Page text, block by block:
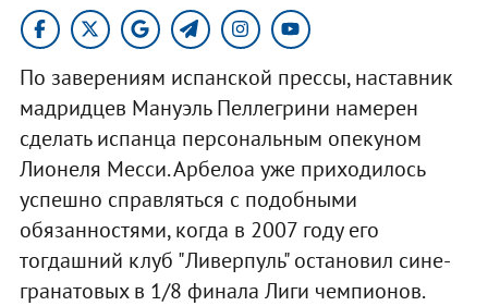
По заверениям испанской прессы, наставник
мадридцев Мануэль Пеллегрини намерен
сделать испанца персональным опекуном
Лионеля Месси. Арбелоа уже приходилось
успешно справляться с подобными
обязанностями, когда в 2007 году его
тогдашний клуб "Ливерпуль" остановил сине-
гранатовых в 1/8 финала Лиги чемпионов.